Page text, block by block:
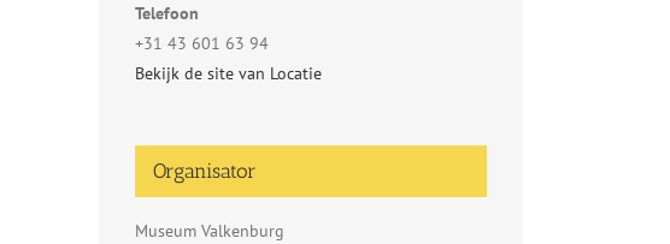
Telefoon
+31 43 601 63 94
Bekijk de site van Locatie
Organisator
Museum Valkenburg